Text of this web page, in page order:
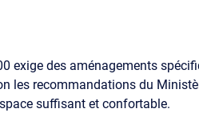
exige des aménagements
les recommandations du
suffisant et confortable.